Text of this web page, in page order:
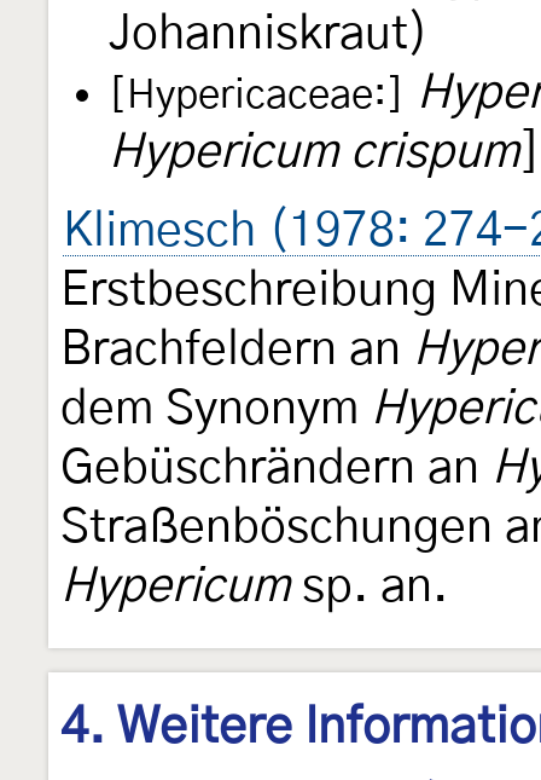
Johanniskraut)
[Hypericaceae:]
Hypericum crispum]
Klimesch (1978:
Erstbeschreibung
Brachfeldern an
dem Synonym
Gebüschrändern an
Straßenböschungen
Hypericumsp. an.
4. Weitere